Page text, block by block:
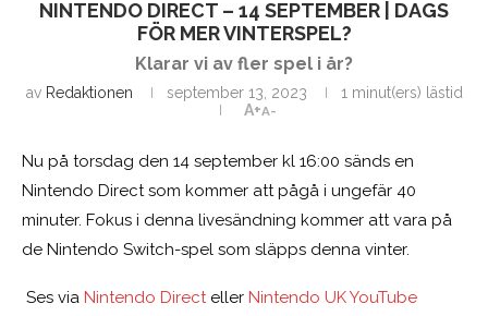
NINTENDO DIRECT – 14 SEPTEMBER | DAGS
FÖR MER VINTERSPEL?
Klarar vi av fler spel i år?
av Redaktionen september 13, 2023
1 minut(ers) lästid
A+A-
Nu på torsdag den 14 september kl 16:00 sänds en
Nintendo Direct som kommer att pågå i ungefär 40
minuter. Fokus i denna livesändning kommer att vara på
de Nintendo Switch-spel som släpps denna vinter.
Ses via Nintendo Directeller Nintendo UK YouTube